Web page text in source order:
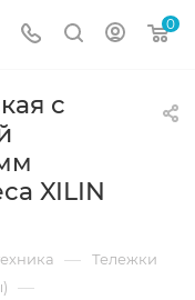
0
с
XILIN
— Тележки
—